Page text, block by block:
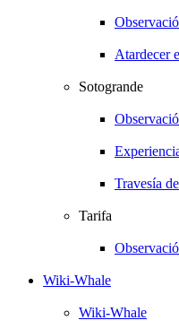
Atardecer
Sotogrande
Travesía
Tarifa
Wiki-Whale
Wiki-Whale